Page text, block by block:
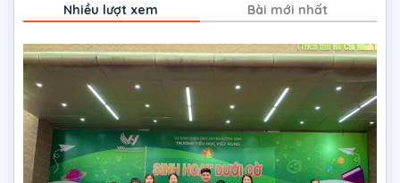
Nhiều lượt xem Bài mới nhất